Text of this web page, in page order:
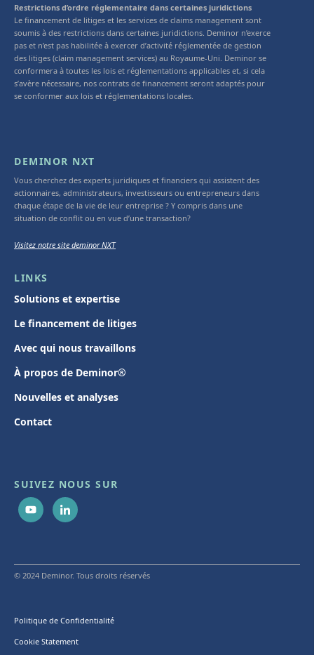
Restrictions d’ordre réglementaire dans certaines juridictions
Le financement de litiges et les services de claims management sont
soumis à des restrictions dans certaines juridictions. Deminor n’exerce
pas et n’est pas habilitée à exercer d’activité réglementée de gestion
des litiges (claim management services) au Royaume-Uni. Deminor se
conformera à toutes les lois et réglementations applicables et, si cela
s’avère nécessaire, nos contrats de financement seront adaptés pour
se conformer aux lois et réglementations locales.
DEMINOR NXT
Vous cherchez des experts juridiques et financiers qui assistent des
actionnaires, administrateurs, investisseurs ou entrepreneurs dans
chaque étape de la vie de leur entreprise ? Y compris dans une
situation de conflit ou en vue d’une transaction?
Visitez notre site deminor NXT
LINKS
Solutions et expertise
Le financement de litiges
Avec qui nous travaillons
À propos de Deminor®
Nouvelles et analyses
Contact
SUIVEZ NOUS SUR
© 2024 Deminor. Tous droits réservés
Politique de Confidentialité
Cookie Statement